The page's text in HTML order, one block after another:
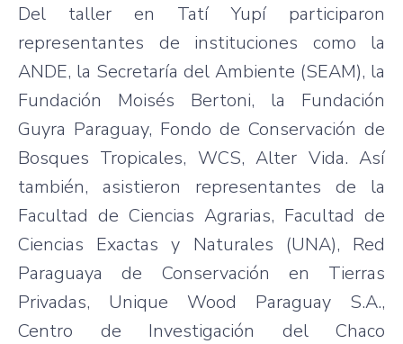
Del taller en Tatí Yupí participaron
representantes de instituciones como la
ANDE, la Secretaría del Ambiente (SEAM), la
Fundación Moisés Bertoni, la Fundación
Guyra Paraguay, Fondo de Conservación de
Bosques Tropicales, WCS, Alter Vida. Así
también, asistieron representantes de la
Facultad de Ciencias Agrarias, Facultad de
Ciencias Exactas y Naturales (UNA), Red
Paraguaya de Conservación en Tierras
Privadas, Unique Wood Paraguay S.A.,
Centro de Investigación del Chaco